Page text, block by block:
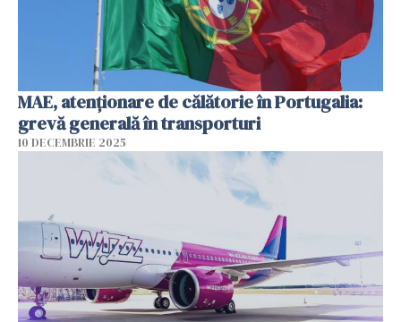
MAE, atenţionare de călătorie în Portugalia:
grevă generală în transporturi
10 DECEMBRIE 2025